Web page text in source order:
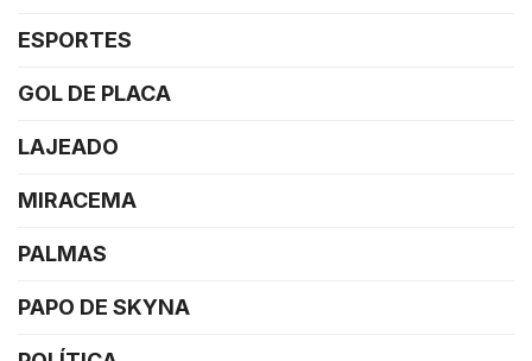
ESPORTES
GOL DE PLACA
LAJEADO
MIRACEMA
PALMAS
PAPO DE SKYNA